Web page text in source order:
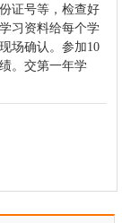
证号等，检查好
习资料给每个学
场确认。参加10
。交第一年学